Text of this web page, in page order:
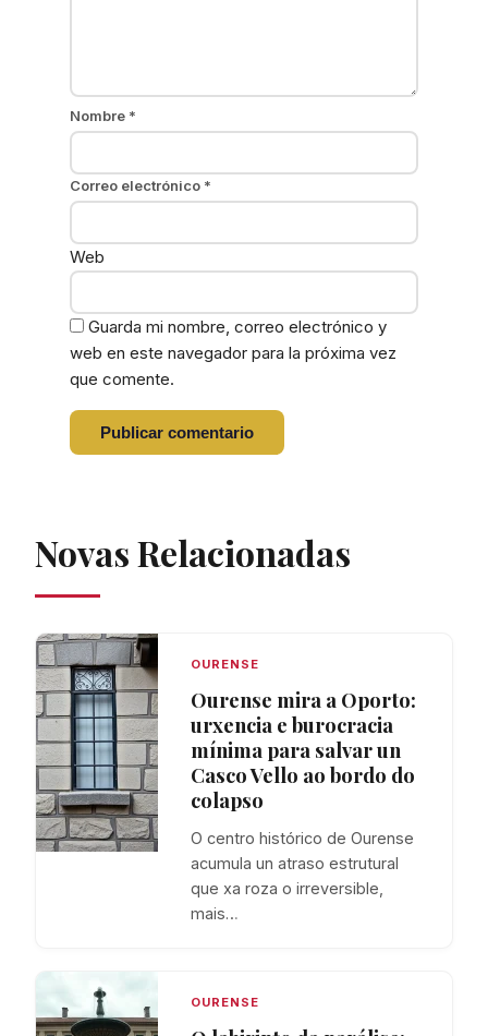
Nombre *
Correo electrónico *
Web
Guarda mi nombre, correo electrónico y
web en este navegador para la próxima vez
que comente.
Novas Relacionadas
OURENSE
Ourense mira a Oporto:
urxencia e burocracia
mínima para salvar un
Casco Vello ao bordo do
colapso
O centro histórico de Ourense
acumula un atraso estrutural
que xa roza o irreversible,
mais…
OURENSE